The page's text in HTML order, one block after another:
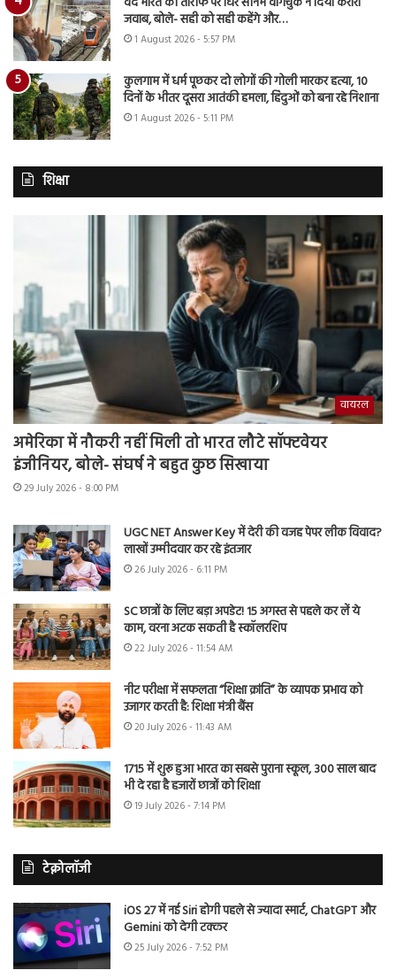
जवाब, बोले- सही को सही कहेंगे और…
1 August 2026 - 5:57 PM
कुलगाम में धर्म पूछकर दो लोगों की गोली मारकर हत्या, 10
दिनों के भीतर दूसरा आतंकी हमला, हिंदुओं को बना रहे निशाना
1 August 2026 - 5:11 PM
शिक्षा
वायरल
अमेरिका में नौकरी नहीं मिली तो भारत लौटे सॉफ्टवेयर
इंजीनियर, बोले- संघर्ष ने बहुत कुछ सिखाया
29 July 2026 - 8:00 PM
UGC NET Answer Key में देरी की वजह पेपर लीक विवाद?
लाखों उम्मीदवार कर रहे इंतजार
26 July 2026 - 6:11 PM
SC छात्रों के लिए बड़ा अपडेट! 15 अगस्त से पहले कर लें ये
काम, वरना अटक सकती है स्कॉलरशिप
22 July 2026 - 11:54 AM
नीट परीक्षा में सफलता “शिक्षा क्रांति” के व्यापक प्रभाव को
उजागर करती है: शिक्षा मंत्री बैंस
20 July 2026 - 11:43 AM
1715 में शुरू हुआ भारत का सबसे पुराना स्कूल, 300 साल बाद
भी दे रहा है हजारों छात्रों को शिक्षा
19 July 2026 - 7:14 PM
टेक्नोलॉजी
iOS 27 में नई Siri होगी पहले से ज्यादा स्मार्ट, ChatGPT और
Gemini को देगी टक्कर
25 July 2026 - 7:52 PM